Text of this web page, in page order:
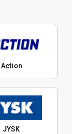
Action
JYSK